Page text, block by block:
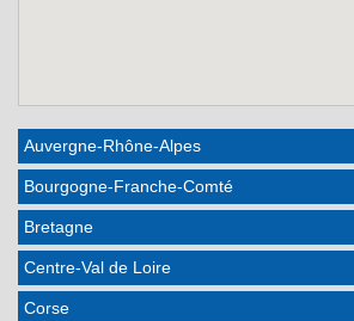
Auvergne-Rhône-Alpes
Bourgogne-Franche-Comté
Bretagne
Centre-Val de Loire
Corse